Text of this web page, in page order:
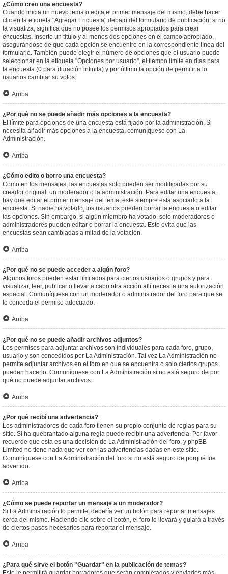
¿Cómo creo una encuesta?
Cuando inicia un nuevo tema o edita el primer mensaje del mismo, debe hacer
clic en la etiqueta "Agregar Encuesta" debajo del formulario de publicación; si no
la visualiza, significa que no posee los permisos apropiados para crear
encuestas. Inserte un título y al menos dos opciones en el campo apropiado,
asegurándose de que cada opción se encuentre en la correspondiente línea del
formulario. También puede elegir el número de opciones que el usuario puede
seleccionar en la etiqueta "Opciones por usuario", el tiempo límite en días para
la encuesta (0 para duración infinita) y por último la opción de permitir a lo
usuarios cambiar su votos.
Arriba
¿Por qué no se puede añadir más opciones a la encuesta?
El límite para opciones de una encuesta está fijado por la administración. Si
necesita añadir más opciones a la encuesta, comuníquese con La
Administración.
Arriba
¿Cómo edito o borro una encuesta?
Como en los mensajes, las encuestas solo pueden ser modificadas por su
creador original, un moderador o la administración. Para editar una encuesta,
hay que editar el primer mensaje del tema; este siempre esta asociado a la
encuesta. Si nadie ha votado, los usuarios pueden borrar la encuesta o editar
las opciones. Sin embargo, si algún miembro ha votado, solo moderadores o
administradores pueden editar o borrar la encuesta. Esto evita que las
encuestas sean cambiadas a mitad de la votación.
Arriba
¿Por qué no se puede acceder a algún foro?
Algunos foros pueden estar limitados para ciertos usuarios o grupos y para
visualizar, leer, publicar o llevar a cabo otra acción allí necesita una autorización
especial. Comuníquese con un moderador o administrador del foro para que se
le conceda el permiso adecuado.
Arriba
¿Por qué no se puede añadir archivos adjuntos?
Los permisos para adjuntar archivos son individuales para cada foro, grupo,
usuario y son concedidos por La Administración. Tal vez La Administración no
permite adjuntar archivos en el foro en que se encuentra o solo ciertos grupos
pueden hacerlo. Comuníquese con La Administración si no está seguro de por
qué no puede adjuntar archivos.
Arriba
¿Por qué recibí una advertencia?
Los administradores de cada foro tienen su propio conjunto de reglas para su
sitio. Si ha quebrantado alguna regla puede recibir una advertencia. Por favor
recuerde que esta es una decisión de La Administración del foro, y phpBB
Limited no tiene nada que ver con las advertencias dadas en este sitio.
Comuníquese con La Administración del foro si no está seguro de porqué fue
advertido.
Arriba
¿Cómo se puede reportar un mensaje a un moderador?
Si La Administración lo permite, debería ver un botón para reportar mensajes
cerca del mismo. Haciendo clic sobre el botón, el foro le llevará y guiará a través
de ciertos pasos necesarios para reportar el mensaje.
Arriba
¿Para qué sirve el botón "Guardar" en la publicación de temas?